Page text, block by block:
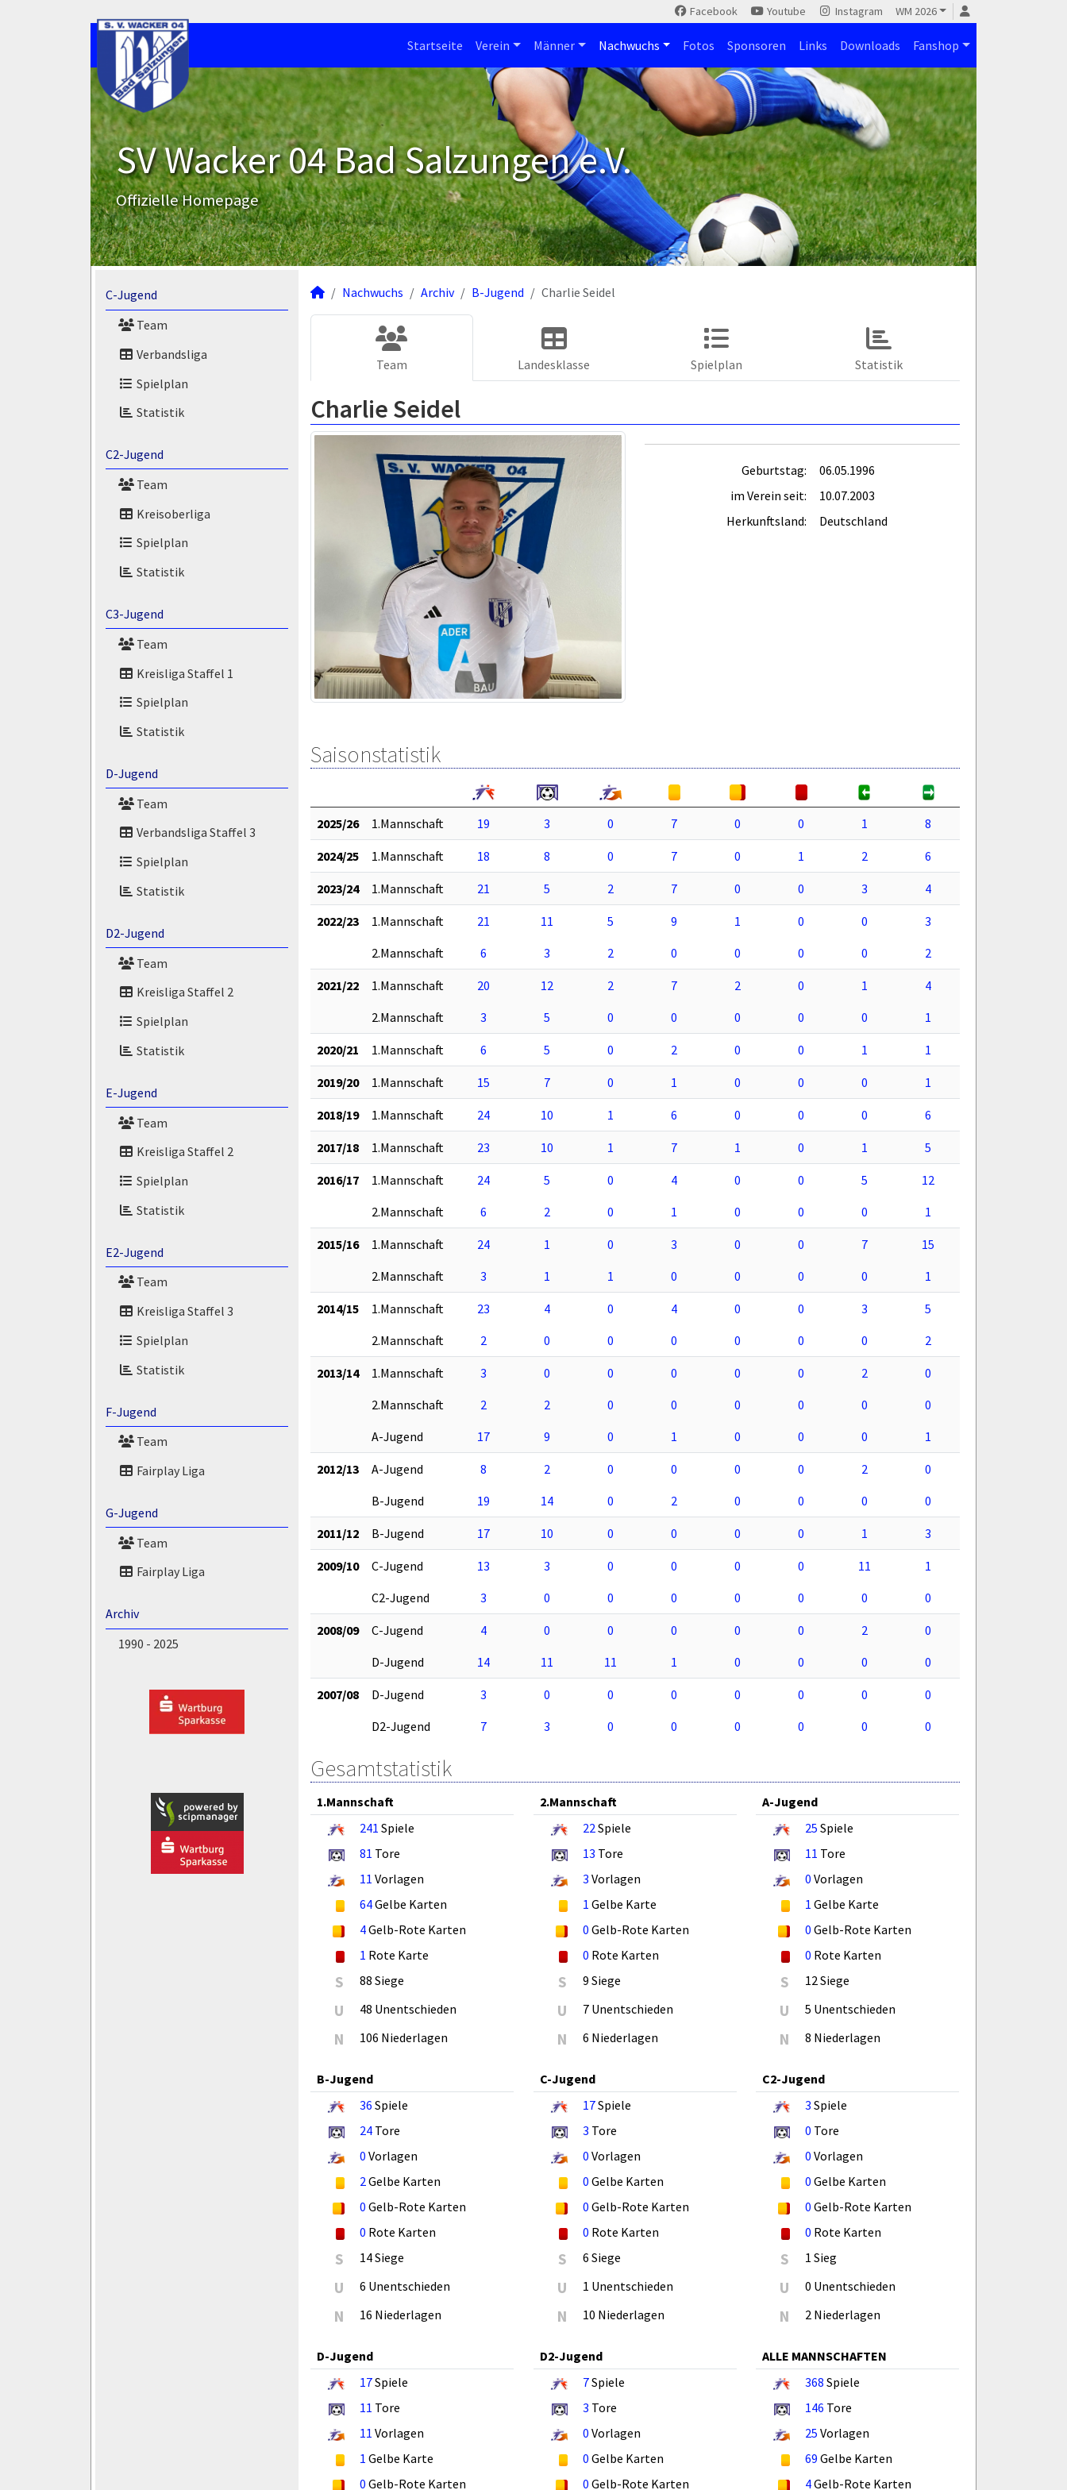
Facebook Youtube Instagram WM 2026
Startseite Verein Männer Nachwuchs Fotos Sponsoren Links Downloads Fanshop
SV Wacker 04 Bad Salzungen e.V.
Offizielle Homepage
C-Jugend
Team
Verbandsliga
Spielplan
Statistik
C2-Jugend
Team
Kreisoberliga
Spielplan
Statistik
C3-Jugend
Team
Kreisliga Staffel 1
Spielplan
Statistik
D-Jugend
Team
Verbandsliga Staffel 3
Spielplan
Statistik
D2-Jugend
Team
Kreisliga Staffel 2
Spielplan
Statistik
E-Jugend
Team
Kreisliga Staffel 2
Spielplan
Statistik
E2-Jugend
Team
Kreisliga Staffel 3
Spielplan
Statistik
F-Jugend
Team
Fairplay Liga
G-Jugend
Team
Fairplay Liga
Archiv
1990 - 2025
Nachwuchs Archiv B-Jugend Charlie Seidel
Team Landesklasse Spielplan Statistik
Charlie Seidel
Geburtstag:
06.05.1996
im Verein seit:
10.07.2003
Herkunftsland:
Deutschland
Saisonstatistik
2025/26 1.Mannschaft 19 3 0 7 0 0 1 8
2024/25 1.Mannschaft 18 8 0 7 0 1 2 6
2023/24 1.Mannschaft 21 5 2 7 0 0 3 4
2022/23 1.Mannschaft 21 11 5 9 1 0 0
3
2.Mannschaft
6 3 2 0 0 0 0 2
2021/22 1.Mannschaft 20 12 2 7 2 0 1
4
2.Mannschaft
3 5 0 0 0 0 0 1
2020/21 1.Mannschaft 6 5 0 2 0 0 1 1
2019/20 1.Mannschaft 15 7 0 1 0 0 0 1
2018/19 1.Mannschaft 24 10 1 6 0 0 0 6
2017/18 1.Mannschaft 23 10 1 7 1 0 1 5
2016/17 1.Mannschaft 24 5 0 4 0 0 5
12
2.Mannschaft
6 2 0 1 0 0 0 1
2015/16 1.Mannschaft 24 1 0 3 0 0 7
15
2.Mannschaft
3 1 1 0 0 0 0 1
2014/15 1.Mannschaft 23 4 0 4 0 0 3
5
2.Mannschaft
2 0 0 0 0 0 0 2
2013/14 1.Mannschaft 3 0 0 0 0 0 2
0
2.Mannschaft
2 2 0 0 0 0 0
0
A-Jugend
17 9 0 1 0 0 0 1
2012/13 A-Jugend 8 2 0 0 0 0 2
0
B-Jugend
19 14 0 2 0 0 0 0
2011/12 B-Jugend 17 10 0 0 0 0 1 3
2009/10 C-Jugend 13 3 0 0 0 0 11
1
C2-Jugend
3 0 0 0 0 0 0 0
2008/09 C-Jugend 4 0 0 0 0 0 2
0
D-Jugend
14 11 11 1 0 0 0 0
2007/08 D-Jugend 3 0 0 0 0 0 0
0
D2-Jugend
7 3 0 0 0 0 0 0
Gesamtstatistik
1.Mannschaft
241 Spiele
81 Tore
11 Vorlagen
64Gelbe Karten
4Gelb-Rote Karten
1 Rote Karte
S 88 Siege
U 48 Unentschieden
N 106 Niederlagen
2.Mannschaft
22Spiele
13 Tore
3 Vorlagen
1 Gelbe Karte
0 Gelb-Rote Karten
0 Rote Karten
S 9 Siege
U 7 Unentschieden
N 6 Niederlagen
A-Jugend
25 Spiele
11 Tore
0 Vorlagen
1 Gelbe Karte
0 Gelb-Rote Karten
0 Rote Karten
S 12 Siege
U 5 Unentschieden
N 8 Niederlagen
B-Jugend
36 Spiele
24 Tore
0 Vorlagen
2Gelbe Karten
0 Gelb-Rote Karten
0 Rote Karten
S 14 Siege
U 6 Unentschieden
N 16 Niederlagen
C-Jugend
17Spiele
3 Tore
0 Vorlagen
0 Gelbe Karten
0 Gelb-Rote Karten
0 Rote Karten
S 6 Siege
U 1 Unentschieden
N 10 Niederlagen
C2-Jugend
3 Spiele
0 Tore
0 Vorlagen
0 Gelbe Karten
0 Gelb-Rote Karten
0 Rote Karten
S 1 Sieg
U 0 Unentschieden
N 2 Niederlagen
D-Jugend
17Spiele
11 Tore
11 Vorlagen
1 Gelbe Karte
0 Gelb-Rote Karten
D2-Jugend
7Spiele
3 Tore
0 Vorlagen
0 Gelbe Karten
0 Gelb-Rote Karten
ALLE MANNSCHAFTEN
368 Spiele
146 Tore
25 Vorlagen
69 Gelbe Karten
4Gelb-Rote Karten